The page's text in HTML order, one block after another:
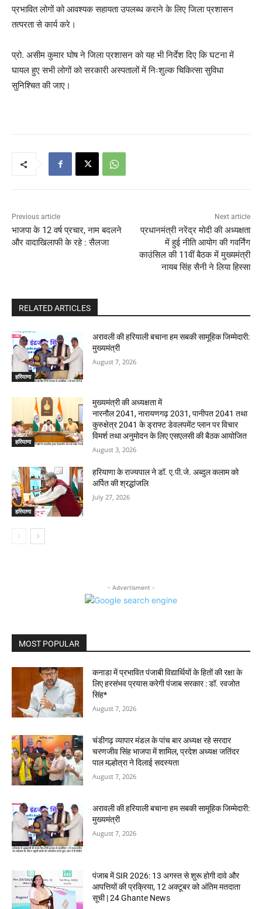
प्रभावित लोगों को आवश्यक सहायता उपलब्ध कराने के लिए जिला प्रशासन
तत्परता से कार्य करे।
प्रो. असीम कुमार घोष ने जिला प्रशासन को यह भी निर्देश दिए कि घटना में
घायल हुए सभी लोगों को सरकारी अस्पतालों में निःशुल्क चिकित्सा सुविधा
सुनिश्चित की जाए।
Previous article
भाजपा के 12 वर्ष प्रचार, नाम बदलने
और वादाखिलाफी के रहे : सैलजा
Next article
प्रधानमंत्री नरेंद्र मोदी की अध्यक्षता
में हुई नीति आयोग की गवर्निंग
काउंसिल की 11वीं बैठक में मुख्यमंत्री
नायब सिंह सैनी ने लिया हिस्सा
RELATED ARTICLES
हरियाणा
अरावली की हरियाली बचाना हम सबकी सामूहिक जिम्मेदारी:
मुख्यमंत्री
August 7, 2026
हरियाणा
मुख्यमंत्री की अध्यक्षता में
नारनौल 2041, नारायणगढ़ 2031, पानीपत 2041 तथा
कुरुक्षेत्र 2041 के ड्राफ्ट डेवलपमेंट प्लान पर विचार
विमर्श तथा अनुमोदन के लिए एसएलसी की बैठक आयोजित
August 3, 2026
हरियाणा
हरियाणा के राज्यपाल ने डॉ. ए.पी.जे. अब्दुल कलाम को
अर्पित की श्रद्धांजलि
July 27, 2026
- Advertisment -
MOST POPULAR
कनाडा में प्रभावित पंजाबी विद्यार्थियों के हितों की रक्षा के
लिए हरसंभव प्रयास करेगी पंजाब सरकार : डॉ. रवजोत
सिंह*
August 7, 2026
चंडीगढ़ व्यापार मंडल के पांच बार अध्यक्ष रहे सरदार
चरणजीव सिंह भाजपा में शामिल, प्रदेश अध्यक्ष जतिंदर
पाल मल्होत्रा ने दिलाई सदस्यता
August 7, 2026
अरावली की हरियाली बचाना हम सबकी सामूहिक जिम्मेदारी:
मुख्यमंत्री
August 7, 2026
पंजाब में SIR 2026: 13 अगस्त से शुरू होगी दावे और
आपत्तियों की प्रक्रिया, 12 अक्टूबर को अंतिम मतदाता
सूची | 24 Ghante News